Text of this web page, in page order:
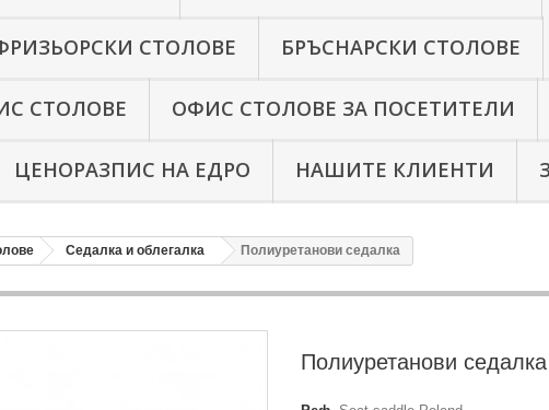
СТОЛОВЕ БРЪСНАРСКИ СТОЛОВЕ
СТОЛОВЕ ОФИС СТОЛОВЕ ЗА ПОСЕТИТЕЛИ
ЦЕНОРАЗПИС НА ЕДРО НАШИТЕ КЛИЕНТИ
Седалка и облегалка Полиуретанови седалка
Полиуретанови седалка